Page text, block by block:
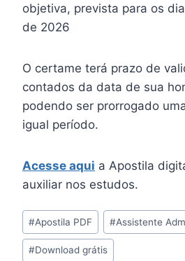
objetiva, prevista para os
de 2026
O certame terá prazo de
contados da data de sua
podendo ser prorrogado
igual período.
Acesse aqui a Apostila
auxiliar nos estudos.
Tags
do
Post:
#Apostila PDF #Assistente
#Download grátis